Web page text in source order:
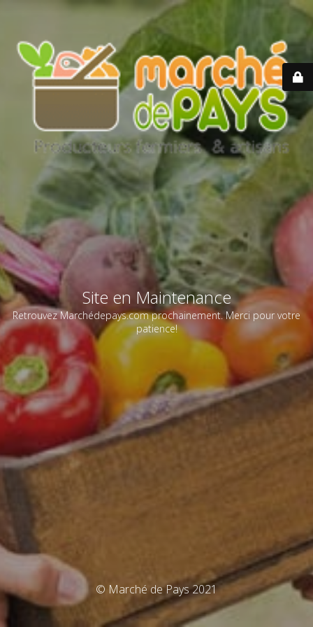
Site en Maintenance
Retrouvez Marchédepays.com prochainement. Merci pour votre
patience!
© Marché de Pays 2021